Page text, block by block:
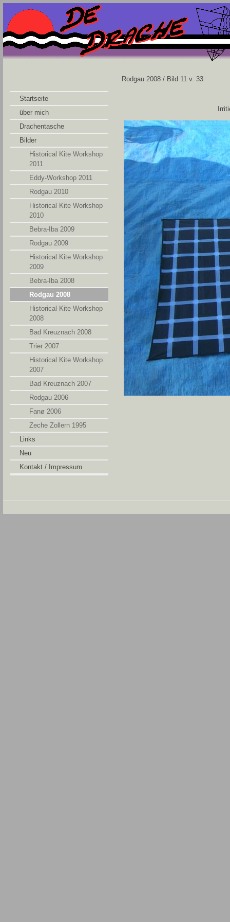
Startseite
über mich
Drachentasche
Bilder
Historical Kite Workshop
2011
Eddy-Workshop 2011
Rodgau 2010
Historical Kite Workshop
2010
Bebra-Iba 2009
Rodgau 2009
Historical Kite Workshop
2009
Bebra-Iba 2008
Rodgau 2008
Historical Kite Workshop
2008
Bad Kreuznach 2008
Trier 2007
Historical Kite Workshop
2007
Bad Kreuznach 2007
Rodgau 2006
Fanø 2006
Zeche Zollern 1995
Links
Neu
Kontakt / Impressum
Rodgau 2008 / Bild 11 v. 33